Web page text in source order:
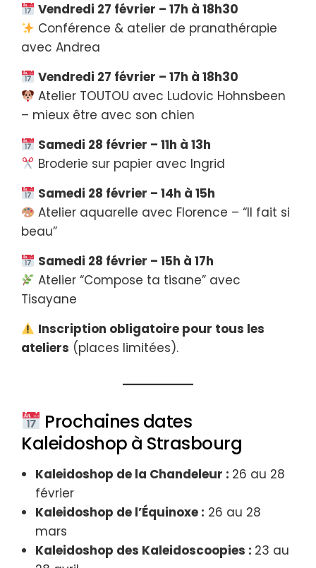
Vendredi 27 février – 17h à 18h30
Conférence & atelier de pranathérapie
avec Andrea
Vendredi 27 février – 17h à 18h30
Atelier TOUTOU avec Ludovic Hohnsbeen
– mieux être avec son chien
Samedi 28 février – 11h à 13h
Broderie sur papier avec Ingrid
Samedi 28 février – 14h à 15h
Atelier aquarelle avec Florence – “Il fait si
beau”
Samedi 28 février – 15h à 17h
Atelier “Compose ta tisane” avec
Tisayane
Inscription obligatoire pour tous les
ateliers (places limitées).
Prochaines dates
Kaleidoshop à Strasbourg
Kaleidoshop de la Chandeleur : 26 au 28
février
Kaleidoshop de l’Équinoxe : 26 au 28
mars
Kaleidoshop des Kaleidoscoopies : 23 au